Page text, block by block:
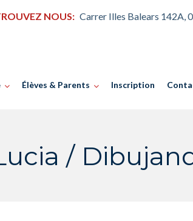
NOUS: Carrer Illes Balears 142A,
Élèves & Parents Inscription
/